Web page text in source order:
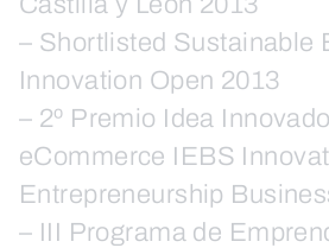
– Shortlisted Sustainable
Innovation Open 2013
– 2º Premio Idea
eCommerce IEBS
Entrepreneurship
– III Programa de